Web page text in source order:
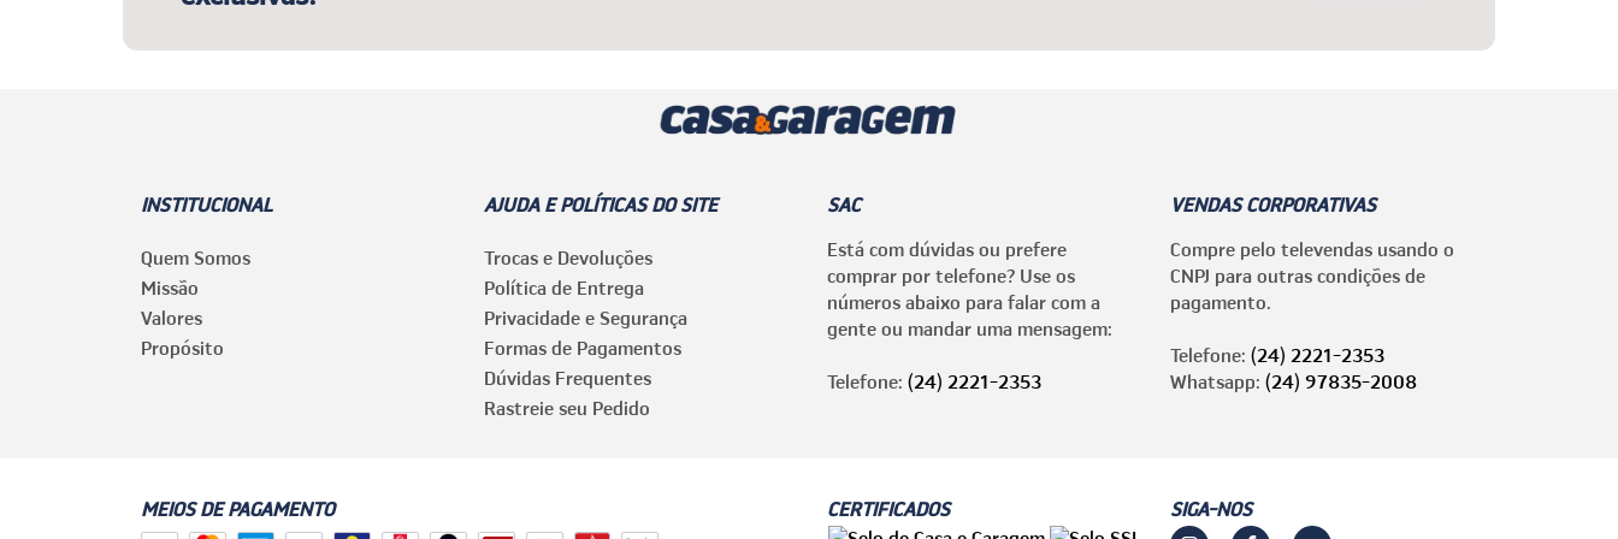
INSTITUCIONAL
Quem Somos
Missão
Valores
Propósito
AJUDA E POLÍTICAS DO SITE
Trocas e Devoluções
Política de Entrega
Privacidade e Segurança
Formas de Pagamentos
Dúvidas Frequentes
Rastreie seu Pedido
SAC
Está com dúvidas ou prefere
comprar por telefone? Use os
números abaixo para falar com a
gente ou mandar uma mensagem:
Telefone: (24) 2221-2353
VENDAS CORPORATIVAS
Compre pelo televendas usando o
CNPJ para outras condições de
pagamento.
Telefone: (24) 2221-2353
Whatsapp: (24) 97835-2008
MEIOS DE PAGAMENTO CERTIFICADOS SIGA-NOS